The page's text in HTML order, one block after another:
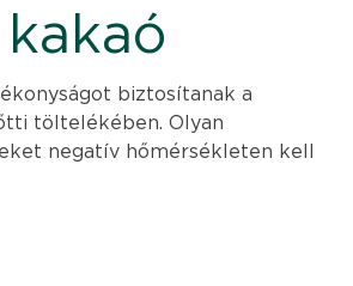
biztosítanak a
töltelékében. Olyan
negatív hőmérsékleten kell